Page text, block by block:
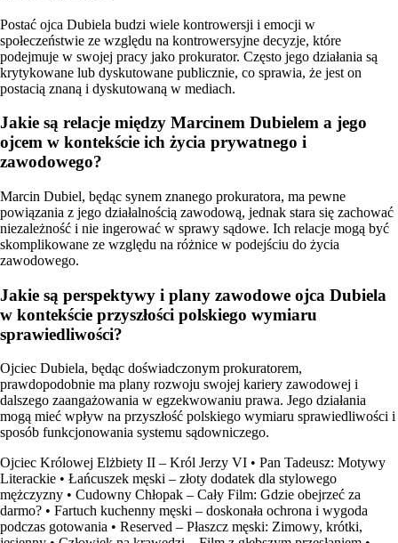
Postać ojca Dubiela budzi wiele kontrowersji i emocji w
społeczeństwie ze względu na kontrowersyjne decyzje, które
podejmuje w swojej pracy jako prokurator. Często jego działania są
krytykowane lub dyskutowane publicznie, co sprawia, że jest on
postacią znaną i dyskutowaną w mediach.
Jakie są relacje między Marcinem Dubielem a jego
ojcem w kontekście ich życia prywatnego i
zawodowego?
Marcin Dubiel, będąc synem znanego prokuratora, ma pewne
powiązania z jego działalnością zawodową, jednak stara się zachować
niezależność i nie ingerować w sprawy sądowe. Ich relacje mogą być
skomplikowane ze względu na różnice w podejściu do życia
zawodowego.
Jakie są perspektywy i plany zawodowe ojca Dubiela
w kontekście przyszłości polskiego wymiaru
sprawiedliwości?
Ojciec Dubiela, będąc doświadczonym prokuratorem,
prawdopodobnie ma plany rozwoju swojej kariery zawodowej i
dalszego zaangażowania w egzekwowaniu prawa. Jego działania
mogą mieć wpływ na przyszłość polskiego wymiaru sprawiedliwości i
sposób funkcjonowania systemu sądowniczego.
Ojciec Królowej Elżbiety II – Król Jerzy VI • Pan Tadeusz: Motywy
Literackie • Łańcuszek męski – złoty dodatek dla stylowego
mężczyzny • Cudowny Chłopak – Cały Film: Gdzie obejrzeć za
darmo? • Fartuch kuchenny męski – doskonała ochrona i wygoda
podczas gotowania • Reserved – Płaszcz męski: Zimowy, krótki,